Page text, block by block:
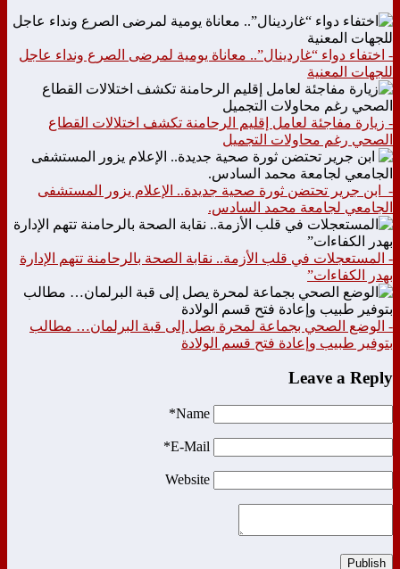
- اختفاء دواء “غاردينال”.. معاناة يومية لمرضى الصرع ونداء عاجل
للجهات المعنية
- زيارة مفاجئة لعامل إقليم الرحامنة تكشف اختلالات القطاع
الصحي رغم محاولات التجميل
- ابن جرير تحتضن ثورة صحية جديدة.. الإعلام يزور المستشفى
الجامعي لجامعة محمد السادس.
- المستعجلات في قلب الأزمة.. نقابة الصحة بالرحامنة تتهم الإدارة
بهدر الكفاءات”
- الوضع الصحي بجماعة لمحرة يصل إلى قبة البرلمان… مطالب
بتوفير طبيب وإعادة فتح قسم الولادة
Leave a Reply
Name*
E-Mail*
Website
Publish